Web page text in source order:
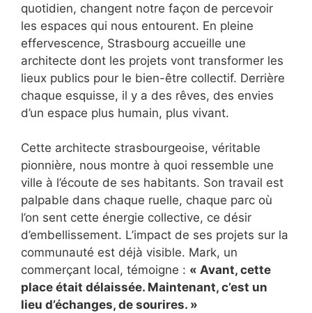
quotidien, changent notre façon de percevoir
les espaces qui nous entourent. En pleine
effervescence, Strasbourg accueille une
architecte dont les projets vont transformer les
lieux publics pour le bien-être collectif. Derrière
chaque esquisse, il y a des rêves, des envies
d’un espace plus humain, plus vivant.
Cette architecte strasbourgeoise, véritable
pionnière, nous montre à quoi ressemble une
ville à l’écoute de ses habitants. Son travail est
palpable dans chaque ruelle, chaque parc où
l’on sent cette énergie collective, ce désir
d’embellissement. L’impact de ses projets sur la
communauté est déjà visible. Mark, un
commerçant local, témoigne : « Avant, cette
place était délaissée. Maintenant, c’est un
lieu d’échanges, de sourires. »